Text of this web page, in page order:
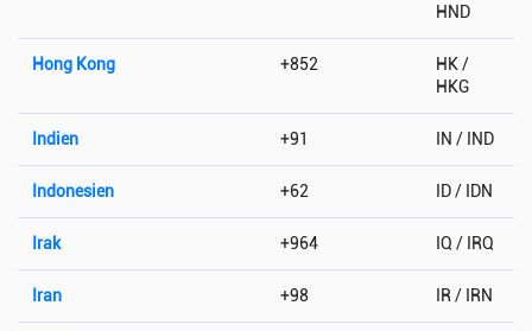
HND
Hong Kong +852
HK /
HKG
Indien +91 IN / IND
Indonesien +62 ID / IDN
Irak +964 IQ / IRQ
Iran +98 IR / IRN